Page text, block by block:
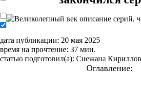
Search in content
дата публикации: 20 мая 2025
время на прочтение: 37 мин.
статью подготовил(а): Снежана
Оглавление: